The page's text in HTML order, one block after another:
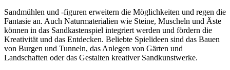
Sandmühlen und -figuren erweitern die Möglichkeiten und regen die
Fantasie an. Auch Naturmaterialien wie Steine, Muscheln und Äste
können in das Sandkastenspiel integriert werden und fördern die
Kreativität und das Entdecken. Beliebte Spielideen sind das Bauen
von Burgen und Tunneln, das Anlegen von Gärten und
Landschaften oder das Gestalten kreativer Sandkunstwerke.